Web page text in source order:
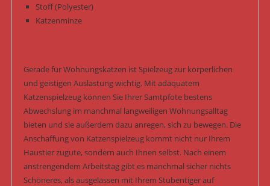
Stoff (Polyester)
Katzenminze
Gerade für Wohnungskatzen ist Spielzeug zur körperlichen
und geistigen Auslastung wichtig. Mit adäquatem
Katzenspielzeug können Sie Ihrer Samtpfote bestens
Abwechslung im manchmal langweiligen Wohnungsalltag
bieten und sie außerdem dazu anregen, sich zu bewegen. Die
Anschaffung von Katzenspielzeug kommt nicht nur Ihrem
Haustier zugute, sondern auch Ihnen selbst. Nach einem
anstrengendem Arbeitstag gibt es manchmal sicher nichts
Schöneres, als ausgelassen mit Ihrem Stubentiger auf